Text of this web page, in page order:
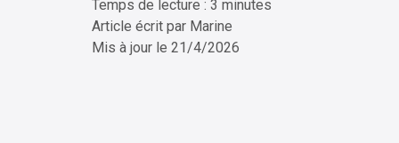
Temps de lecture : 3 minutes
Article écrit par Marine
Mis à jour le 21/4/2026